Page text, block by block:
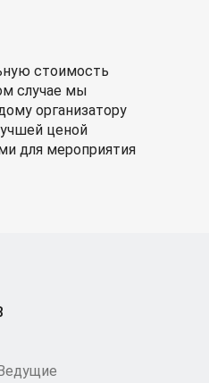
стоимость
случае мы
организатору
ценой
для мероприятия